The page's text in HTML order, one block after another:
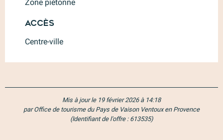
Zone piétonne
Accès
Accès
Centre-ville
Mis à jour le 19 février 2026 à 14:18
par Office de tourisme du Pays de Vaison Ventoux en Provence
(Identifiant de l'offre : 613535)